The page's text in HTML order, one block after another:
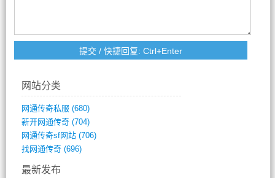
网站分类
网通传奇私服 (680)
新开网通传奇(704)
网通传奇sf网站(706)
找网通传奇(696)
最新发布